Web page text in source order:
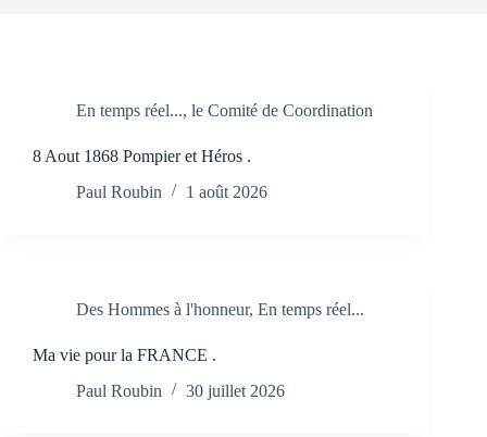
En temps réel..., le Comité de Coordination
8 Aout 1868 Pompier et Héros .
Paul Roubin
1 août 2026
Des Hommes à l'honneur, En temps réel...
Ma vie pour la FRANCE .
Paul Roubin
30 juillet 2026